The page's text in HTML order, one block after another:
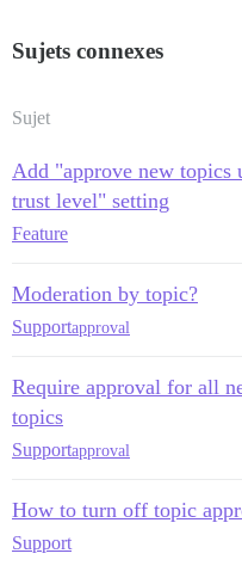
Sujets connexes
Sujet
Add "approve new topics
trust level" setting
Feature
Moderation by topic?
Supportapproval
Require approval for all
topics
Supportapproval
How to turn off topic
Support